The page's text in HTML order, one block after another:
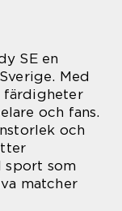
SE en
Med
färdigheter
och fans.
och
sport som
matcher